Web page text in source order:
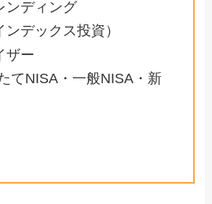
ンディング
デックス投資）
ザー
てNISA・一般NISA・新